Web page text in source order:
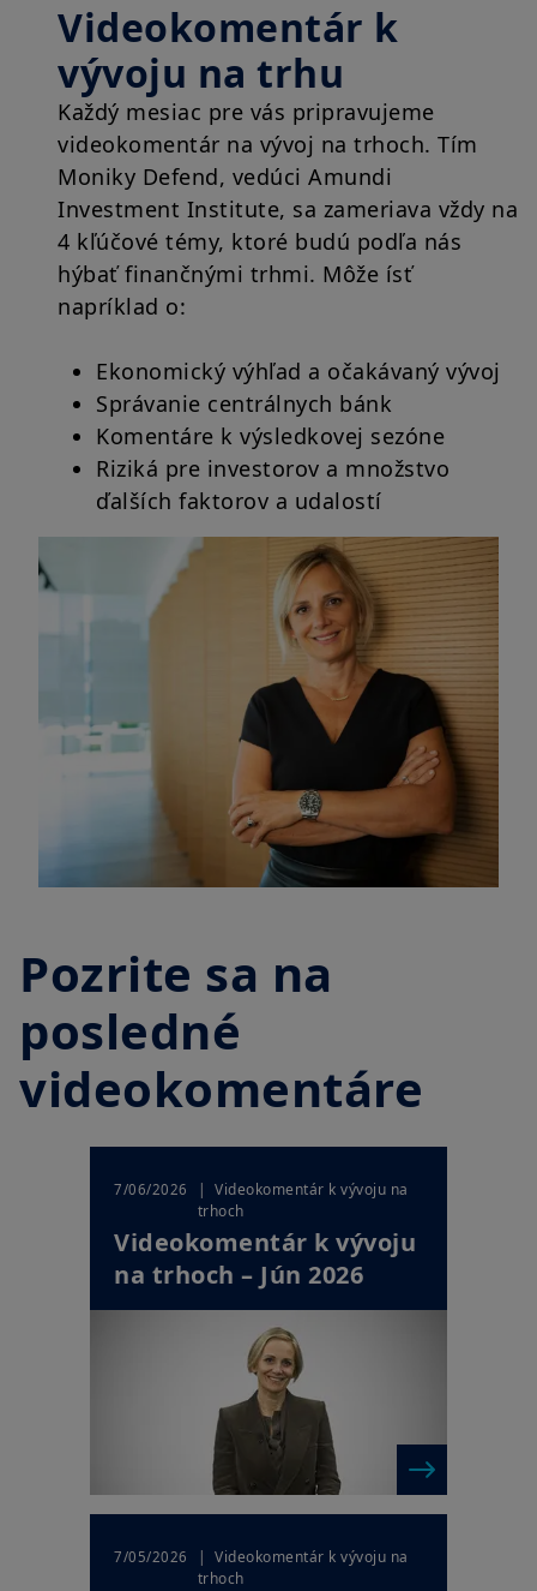
Videokomentár k
vývoju na trhu
Každý mesiac pre vás pripravujeme
videokomentár na vývoj na trhoch. Tím
Moniky Defend, vedúci Amundi
Investment Institute, sa zameriava vždy na
4 kľúčové témy, ktoré budú podľa nás
hýbať finančnými trhmi. Môže ísť
napríklad o:
Ekonomický výhľad a očakávaný vývoj
Správanie centrálnych bánk
Komentáre k výsledkovej sezóne
Riziká pre investorov a množstvo
ďalších faktorov a udalostí
Pozrite sa na
posledné
videokomentáre
7/06/2026
| Videokomentár k vývoju na
trhoch
Videokomentár k vývoju
na trhoch – Jún 2026
7/05/2026
| Videokomentár k vývoju na
trhoch